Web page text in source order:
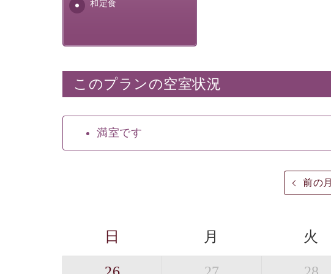
和定食
このプランの空室状況
満室です
前の月
日 月 火